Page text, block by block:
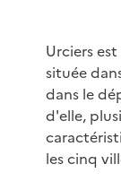
Urciers
située
dans le
d'elle,
les cinq